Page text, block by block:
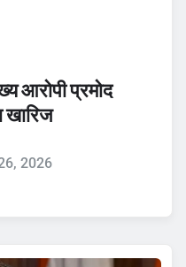
आरोपी प्रमोद
खारिज
2026